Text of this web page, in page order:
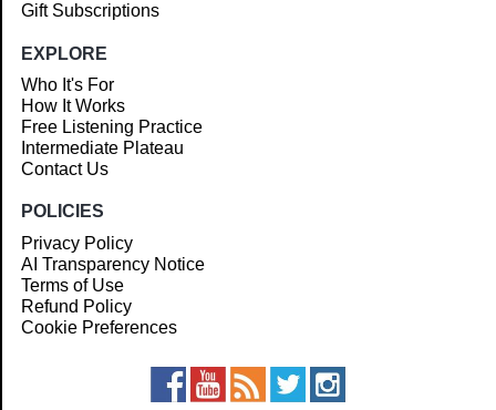
Gift Subscriptions
EXPLORE
Who It's For
How It Works
Free Listening Practice
Intermediate Plateau
Contact Us
POLICIES
Privacy Policy
AI Transparency Notice
Terms of Use
Refund Policy
Cookie Preferences